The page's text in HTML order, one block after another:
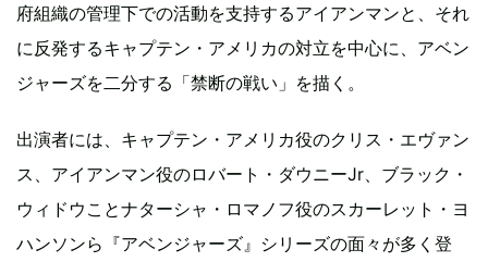
府組織の管理下での活動を支持するアイアンマンと、それ
に反発するキャプテン・アメリカの対立を中心に、アベン
ジャーズを二分する「禁断の戦い」を描く。
出演者には、キャプテン・アメリカ役のクリス・エヴァン
ス、アイアンマン役のロバート・ダウニーJr、ブラック・
ウィドウことナターシャ・ロマノフ役のスカーレット・ヨ
ハンソンら『アベンジャーズ』シリーズの面々が多く登